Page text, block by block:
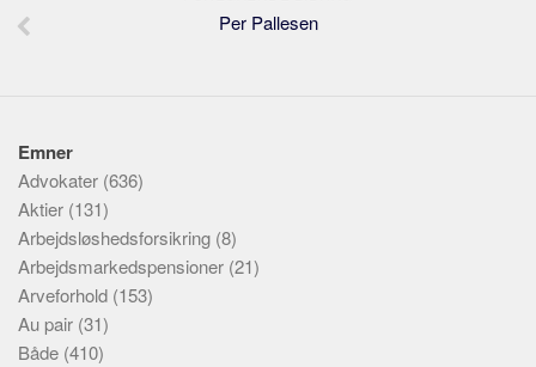
Per Pallesen
Emner
Advokater (636)
Aktier (131)
Arbejdsløshedsforsikring (8)
Arbejdsmarkedspensioner (21)
Arveforhold (153)
Au pair (31)
Både (410)